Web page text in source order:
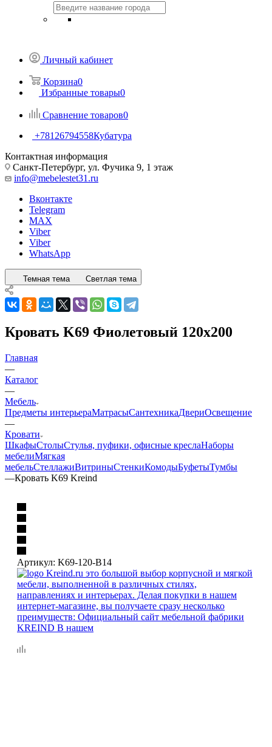
Личный кабинет
Корзина0
Избранные товары0
Сравнение товаров0
+78126794558Кубатура
Контактная информация
Санкт-Петербург, ул. Фучика 9, 1 этаж
info@mebelestet31.ru
Вконтакте
Telegram
MAX
Viber
Viber
WhatsApp
Темная тема Светлая тема
Кровать K69 Фиолетовый 120x200
Главная
—
Каталог
—
Мебель
Предметы интерьераМатрасыСантехникаДвериОсвещение
—
Кровати
ШкафыСтолыСтулья, пуфики, офисные креслаНаборы
мебелиМягкая
мебельСтеллажиВитриныСтенкиКомодыБуфетыТумбы
—Кровать K69 Kreind
Артикул: K69-120-B14